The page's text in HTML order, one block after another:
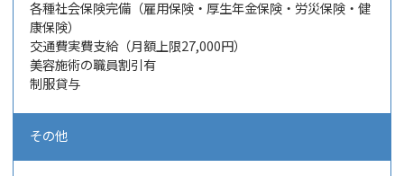
各種社会保険完備（雇用保険・厚生年金保険・労災保険・健
康保険）
交通費実費支給（月額上限27,000円）
美容施術の職員割引有
制服貸与
その他